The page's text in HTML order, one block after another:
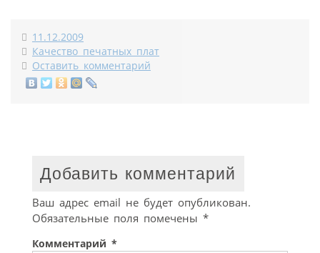
11.12.2009
Качество печатных плат
Оставить комментарий
Добавить комментарий
Ваш адрес email не будет опубликован.
Обязательные поля помечены *
Комментарий *